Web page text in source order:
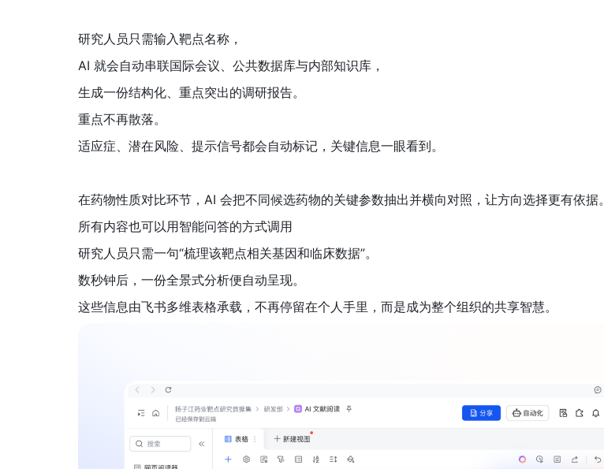
研究人员只需输入靶点名称，
AI 就会自动串联国际会议、公共数据库与内部知识库，
生成一份结构化、重点突出的调研报告。
重点不再散落。
适应症、潜在风险、提示信号都会自动标记，关键信息一眼看到。
在药物性质对比环节，AI 会把不同候选药物的关键参数抽出并横向对照，让方向选择更有依据。
所有内容也可以用智能问答的方式调用
研究人员只需一句“梳理该靶点相关基因和临床数据”。
数秒钟后，一份全景式分析便自动呈现。
这些信息由飞书多维表格承载，不再停留在个人手里，而是成为整个组织的共享智慧。